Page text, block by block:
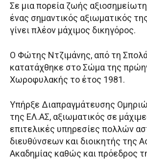
Σε μια πορεία ζωής
ένας σημαντικός αξιωματικός
γίνει πλέον μάχιμος δικηγόρος.
Ο Φώτης Ντζιμάνης, από τη
κατατάχθηκε στο Σώμα της
Χωροφυλακής το έτος 1981.
Υπήρξε Διαπραγμάτευσης
της ΕΛ.ΑΣ, αξιωματικός σε
επιτελικές υπηρεσίες πολλών
διευθύνσεων και διοικητής της
Ακαδημίας καθώς και πρόεδρος